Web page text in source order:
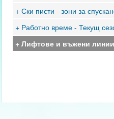
+ Ски писти - зони за
+ Работно време - Текущ
+ Лифтове и въжени линии